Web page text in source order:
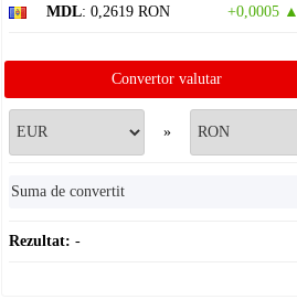
MDL: 0,2619 RON +0,0005 ▲
Convertor valutar
»
Rezultat: -